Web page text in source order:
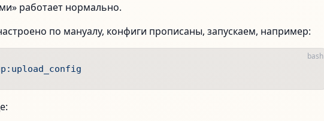
работает нормально.
по мануалу, конфиги прописаны, запускаем, например:
bash